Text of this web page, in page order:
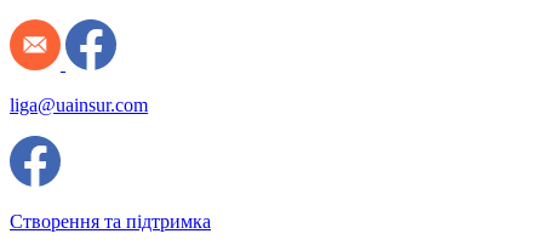
liga@uainsur.com
Створення та підтримка